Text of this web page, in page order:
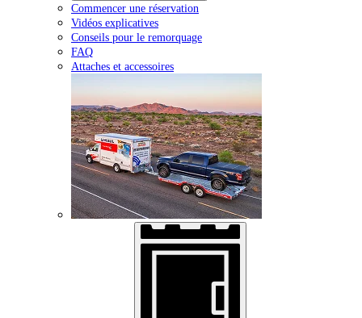
Commencer une réservation
Vidéos explicatives
Conseils pour le remorquage
FAQ
Attaches et accessoires